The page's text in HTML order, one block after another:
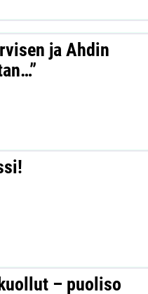
ja Ahdin
– puoliso